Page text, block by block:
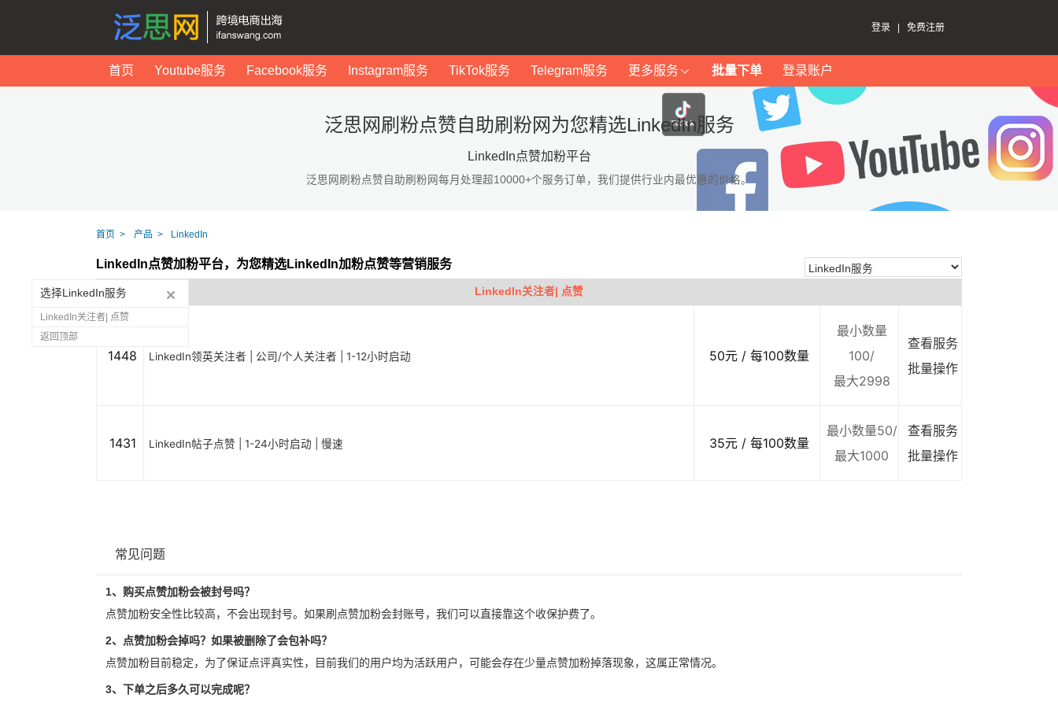
登录 免费注册
首页 Youtube服务 Facebook服务 Instagram服务 TikTok服务 Telegram服务 更多服务 批量下单 登录账户
泛思网刷粉点赞自助刷粉网为您精选LinkedIn服务
LinkedIn点赞加粉平台
泛思网刷粉点赞自助刷粉网每月处理超10000+个服务订单，我们提供行业内最优惠的价格。
首页 产品 LinkedIn
LinkedIn点赞加粉平台，为您精选LinkedIn加粉点赞等营销服务
LinkedIn关注者| 点赞
1448 LinkedIn领英关注者 | 公司/个人关注者 | 1-12小时启动 50元 / 每100数量
最小数量
100/
最大2998
查看服务
批量操作
1431 LinkedIn帖子点赞 | 1-24小时启动 | 慢速 35元 / 每100数量
最小数量50/
最大1000
查看服务
批量操作
常见问题
1、购买点赞加粉会被封号吗？
点赞加粉安全性比较高，不会出现封号。如果刷点赞加粉会封账号，我们可以直接靠这个收保护费了。
2、点赞加粉会掉吗？如果被删除了会包补吗？
点赞加粉目前稳定，为了保证点评真实性，目前我们的用户均为活跃用户，可能会存在少量点赞加粉掉落现象，这属正常情况。
3、下单之后多久可以完成呢？
选择LinkedIn服务
LinkedIn关注者| 点赞
返回顶部